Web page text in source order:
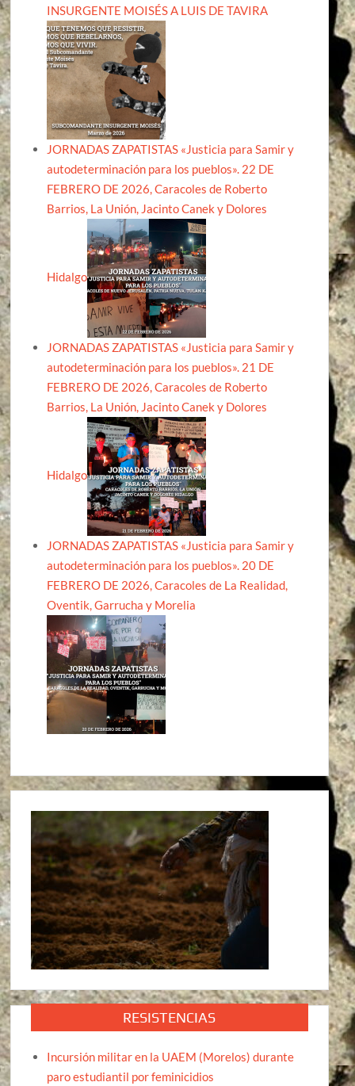
INSURGENTE MOISÉS A LUIS DE TAVIRA
JORNADAS ZAPATISTAS «Justicia para Samir y
autodeterminación para los pueblos». 22 DE
FEBRERO DE 2026, Caracoles de Roberto
Barrios, La Unión, Jacinto Canek y Dolores
Hidalgo
JORNADAS ZAPATISTAS «Justicia para Samir y
autodeterminación para los pueblos». 21 DE
FEBRERO DE 2026, Caracoles de Roberto
Barrios, La Unión, Jacinto Canek y Dolores
Hidalgo
JORNADAS ZAPATISTAS «Justicia para Samir y
autodeterminación para los pueblos». 20 DE
FEBRERO DE 2026, Caracoles de La Realidad,
Oventik, Garrucha y Morelia
RESISTENCIAS
Incursión militar en la UAEM (Morelos) durante
paro estudiantil por feminicidios